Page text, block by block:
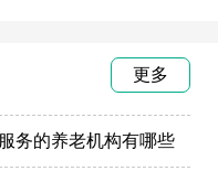
更多
务的养老机构有哪些